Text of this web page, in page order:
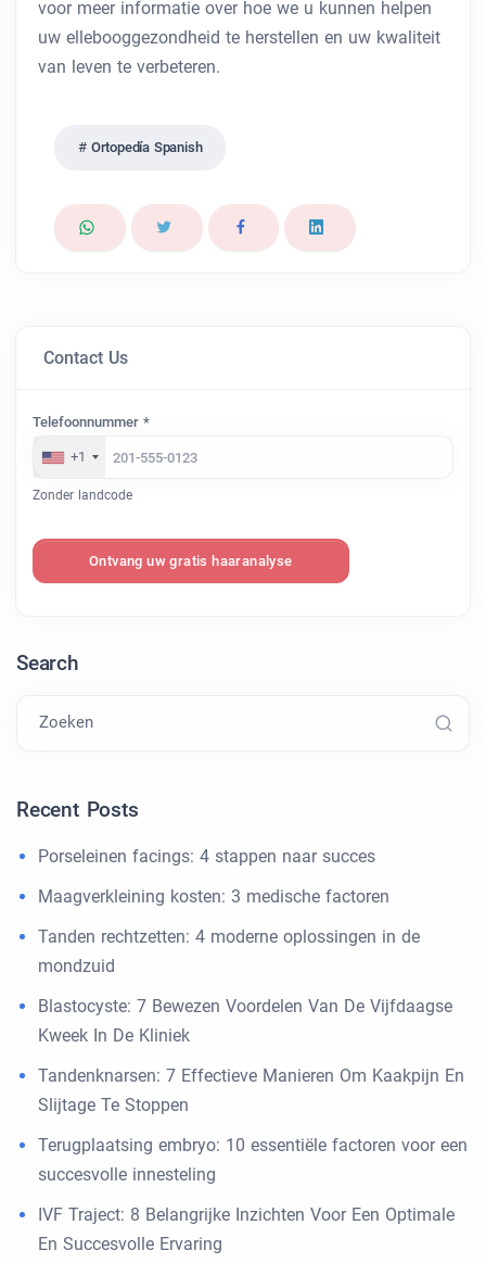
voor meer informatie over hoe we u kunnen helpen
uw ellebooggezondheid te herstellen en uw kwaliteit
van leven te verbeteren.
Ortopedía Spanish
Contact Us
Telefoonnummer *
+1
Zonder landcode
Ontvang uw gratis haaranalyse
Search
Zoeken
Recent Posts
Porseleinen facings: 4 stappen naar succes
Maagverkleining kosten: 3 medische factoren
Tanden rechtzetten: 4 moderne oplossingen in de
mondzuid
Blastocyste: 7 Bewezen Voordelen Van De Vijfdaagse
Kweek In De Kliniek
Tandenknarsen: 7 Effectieve Manieren Om Kaakpijn En
Slijtage Te Stoppen
Terugplaatsing embryo: 10 essentiële factoren voor een
succesvolle innesteling
IVF Traject: 8 Belangrijke Inzichten Voor Een Optimale
En Succesvolle Ervaring